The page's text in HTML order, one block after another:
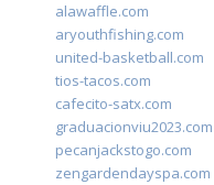
alawaffle.com
aryouthfishing.com
united-basketball.com
tios-tacos.com
cafecito-satx.com
graduacionviu2023.com
pecanjackstogo.com
zengardendayspa.com